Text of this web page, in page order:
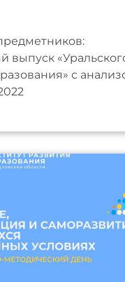
выпуск
с